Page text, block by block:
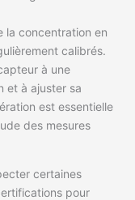
la concentration en
calibrés.
à une
et à ajuster sa
est essentielle
des mesures
certaines
pour